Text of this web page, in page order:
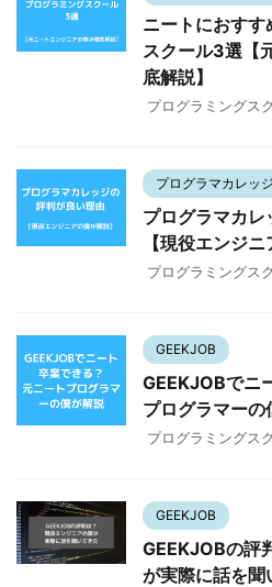
ニートにおす
スクール3選【
底解説】
プログラミングス
プログラマカレッジ
プログラマカレ
【現役エンジニ
プログラミングス
GEEKJOB
GEEKJOBでニ
プログラマーの
プログラミングス
GEEKJOB
GEEKJOBの評
が実際に話を聞